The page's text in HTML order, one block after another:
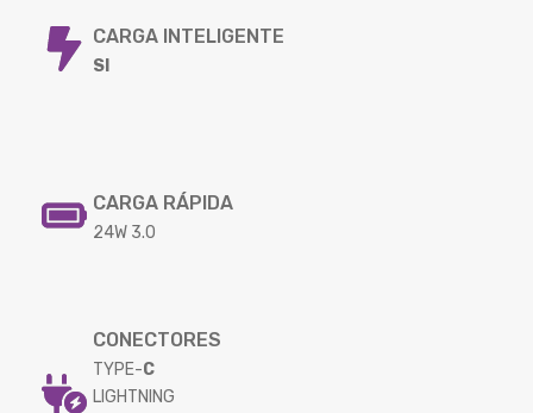
CARGA INTELIGENTE
SI
CARGA RÁPIDA
24W 3.0
CONECTORES
TYPE-C
LIGHTNING